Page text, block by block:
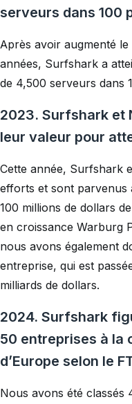
serveurs dans 100
Après avoir augmenté
années, Surfshark a
de 4,500 serveurs dans
2023. Surfshark et
leur valeur pour
Cette année, Surfshark
efforts et sont parvenus
100 millions de dollars
en croissance Warburg
nous avons également
entreprise, qui est
milliards de dollars.
2024. Surfshark
50 entreprises à la
d’Europe selon le
Nous avons été classés